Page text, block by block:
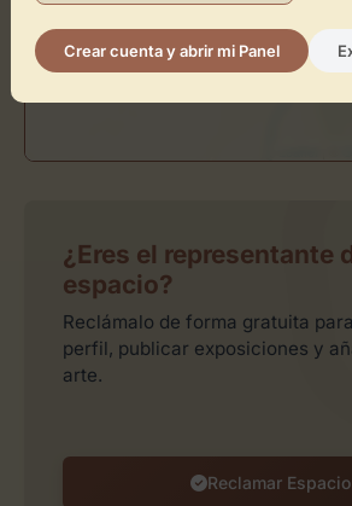
¿Eres el representante
espacio?
Reclámalo de forma gratuita
perfil, publicar exposiciones y
arte.
Reclamar Espacio
Crear cuenta y abrir mi Panel